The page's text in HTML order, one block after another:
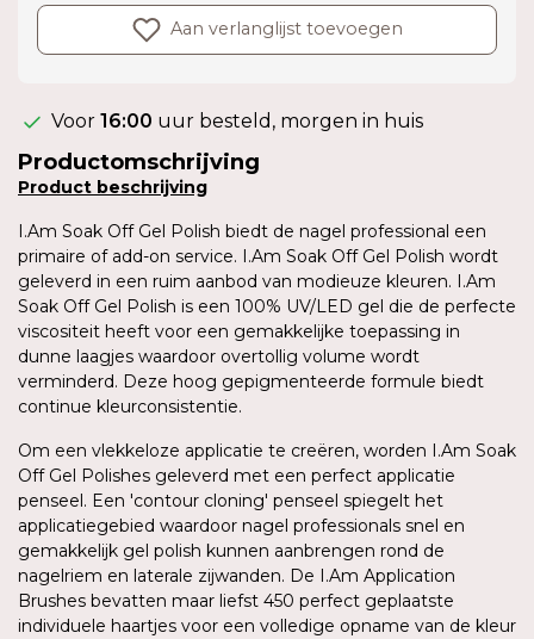
Aan verlanglijst toevoegen
Voor 16:00 uur besteld, morgen in huis
Productomschrijving
Product beschrijving
I.Am Soak Off Gel Polish biedt de nagel professional een
primaire of add-on service. I.Am Soak Off Gel Polish wordt
geleverd in een ruim aanbod van modieuze kleuren. I.Am
Soak Off Gel Polish is een 100% UV/LED gel die de perfecte
viscositeit heeft voor een gemakkelijke toepassing in
dunne laagjes waardoor overtollig volume wordt
verminderd. Deze hoog gepigmenteerde formule biedt
continue kleurconsistentie.
Om een vlekkeloze applicatie te creëren, worden I.Am Soak
Off Gel Polishes geleverd met een perfect applicatie
penseel. Een 'contour cloning' penseel spiegelt het
applicatiegebied waardoor nagel professionals snel en
gemakkelijk gel polish kunnen aanbrengen rond de
nagelriem en laterale zijwanden. De I.Am Application
Brushes bevatten maar liefst 450 perfect geplaatste
individuele haartjes voor een volledige opname van de kleur